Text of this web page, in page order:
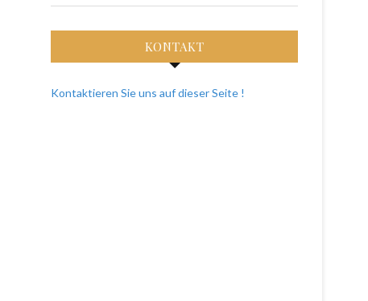
KONTAKT
Kontaktieren Sie uns auf dieser Seite !